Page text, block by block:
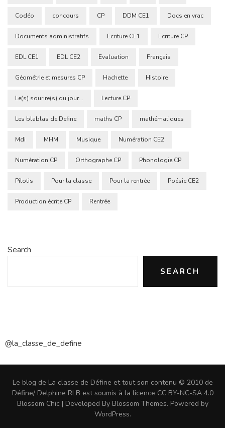
Codéo concours CP DDM CE1 Docs en vrac
Documents administratifs Ecriture CE1 Ecriture CP
EDL CE1 EDL CE2 Evaluation Français
Géométrie et mesures CP Hachette Histoire
Le(s) sourire(s) du jour... Lecture CP
Les blablas de Define maths CP mathématiques
Mdi MHM Musique Numération CE2
Numération CP Orthographe CP Phonologie CP
Pilotis Pour la classe Pour la rentrée Poésie CE2
Production écrite CP Rentrée
Search
SEARCH
@la_classe_de_define
Le blog de La classe de Défine et tout son contenu © 2010 de
Défine/ Delphine RLB est soumis à la licence CC BY-NC-SA 4.0
Blossom Chic | Developed By Blossom Themes. Powered by
WordPress.